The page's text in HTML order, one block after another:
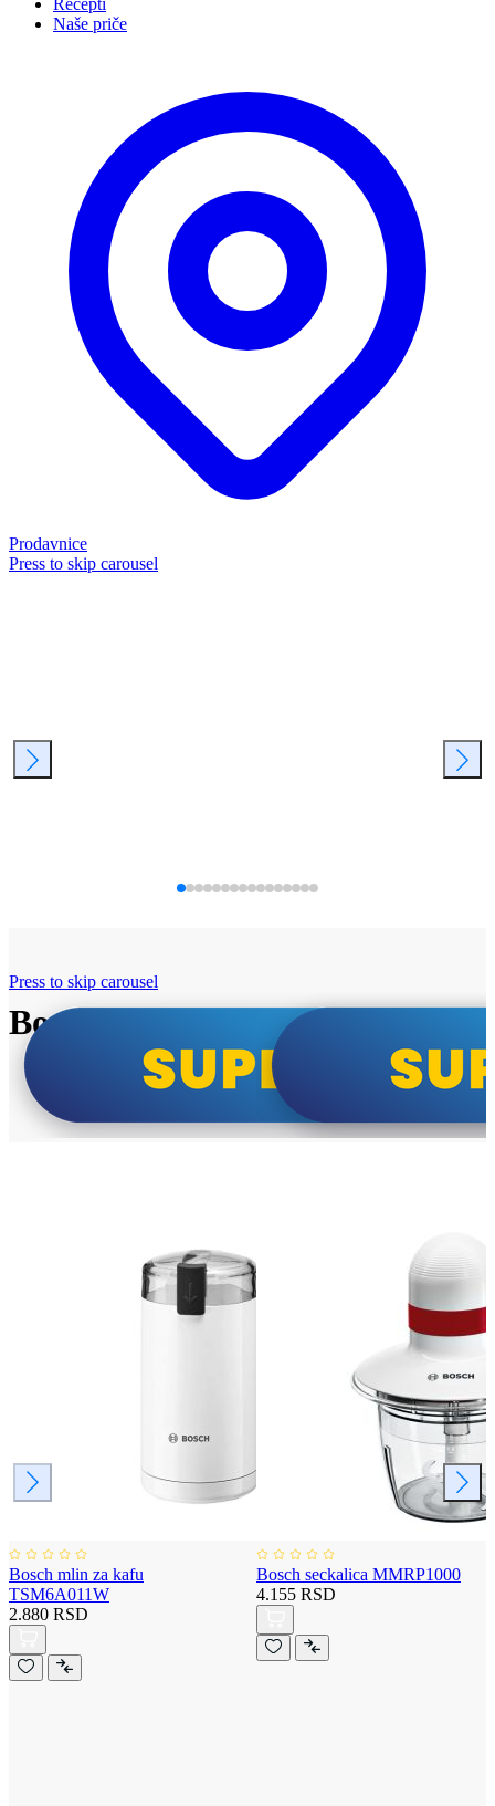
Recepti
Naše priče
Prodavnice
Press to skip carousel
Bosch super cene
Press to skip carousel
Bosch mlin za kafu
TSM6A011W
2.880 RSD
Bosch seckalica MMRP1000
4.155 RSD